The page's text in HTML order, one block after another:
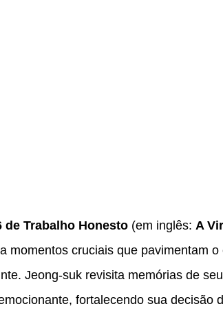
de Trabalho Honesto(em inglês: A
momentos cruciais que pavimentam
Jeong-suk revisita memórias de
fortalecendo sua decisão